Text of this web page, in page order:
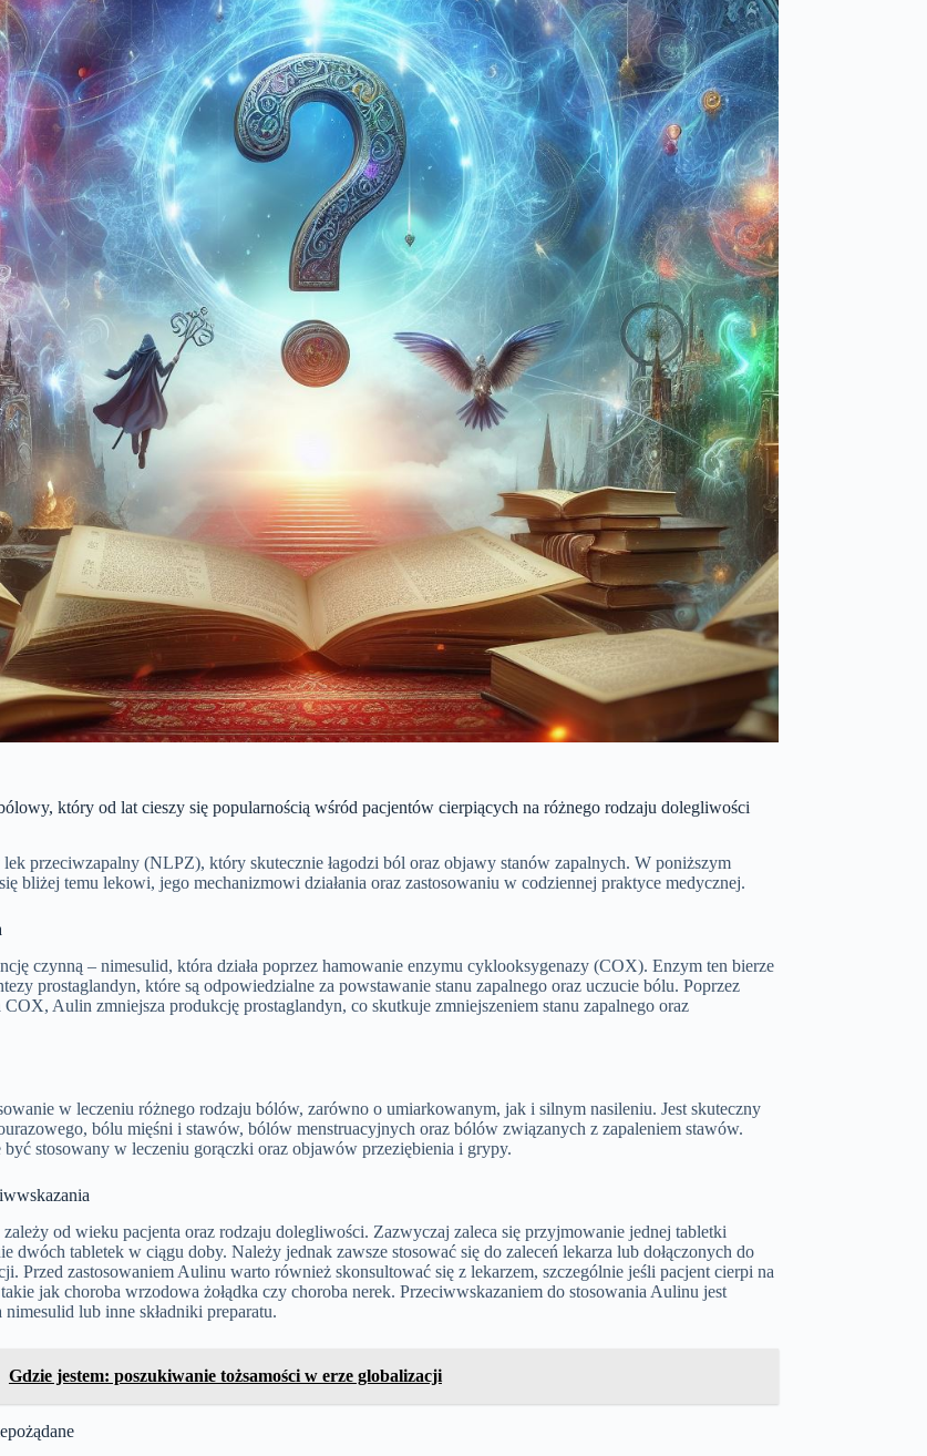
który od lat cieszy się popularnością wśród pacjentów cierpiących na różnego rodzaju dolegliwości
lek przeciwzapalny (NLPZ), który skutecznie łagodzi ból oraz objawy stanów zapalnych. W poniższym
bliżej temu lekowi, jego mechanizmowi działania oraz zastosowaniu w codziennej praktyce medycznej.
czynną – nimesulid, która działa poprzez hamowanie enzymu cyklooksygenazy (COX). Enzym ten bierze
prostaglandyn, które są odpowiedzialne za powstawanie stanu zapalnego oraz uczucie bólu. Poprzez
COX, Aulin zmniejsza produkcję prostaglandyn, co skutkuje zmniejszeniem stanu zapalnego oraz
w leczeniu różnego rodzaju bólów, zarówno o umiarkowanym, jak i silnym nasileniu. Jest skuteczny
bólu mięśni i stawów, bólów menstruacyjnych oraz bólów związanych z zapaleniem stawów.
stosowany w leczeniu gorączki oraz objawów przeziębienia i grypy.
od wieku pacjenta oraz rodzaju dolegliwości. Zazwyczaj zaleca się przyjmowanie jednej tabletki
dwóch tabletek w ciągu doby. Należy jednak zawsze stosować się do zaleceń lekarza lub dołączonych do
Przed zastosowaniem Aulinu warto również skonsultować się z lekarzem, szczególnie jeśli pacjent cierpi na
jak choroba wrzodowa żołądka czy choroba nerek. Przeciwwskazaniem do stosowania Aulinu jest
lub inne składniki preparatu.
Gdzie jestem: poszukiwanie tożsamości w erze globalizacji